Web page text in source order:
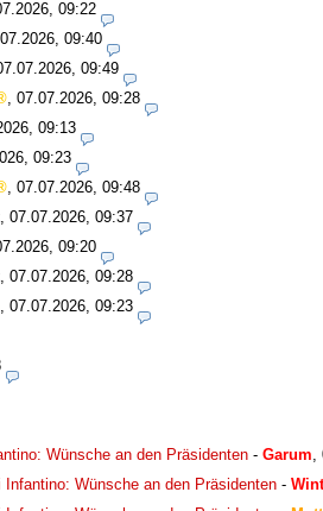
09:22
09:40
09:49
07.07.2026, 09:28
09:13
09:23
07.07.2026, 09:48
07.07.2026, 09:37
09:20
07.07.2026, 09:28
07.07.2026, 09:23
Wünsche an den Präsidenten - Garum
Wünsche an den Präsidenten -